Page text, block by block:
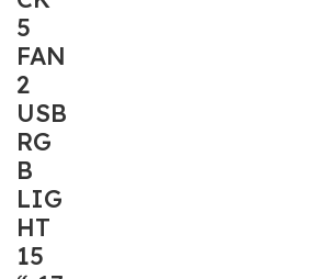
5
FAN
2
USB
RG
B
LIG
HT
15